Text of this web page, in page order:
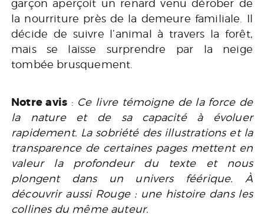
garçon aperçoit un renard venu dérober de
la nourriture près de la demeure familiale. Il
décide de suivre l’animal à travers la forêt,
mais se laisse surprendre par la neige
tombée brusquement.
Notre avis : Ce livre témoigne de la force de
la nature et de sa capacité à évoluer
rapidement. La sobriété des illustrations et la
transparence de certaines pages mettent en
valeur la profondeur du texte et nous
plongent dans un univers féérique. À
découvrir aussi Rouge : une histoire dans les
collines du même auteur.